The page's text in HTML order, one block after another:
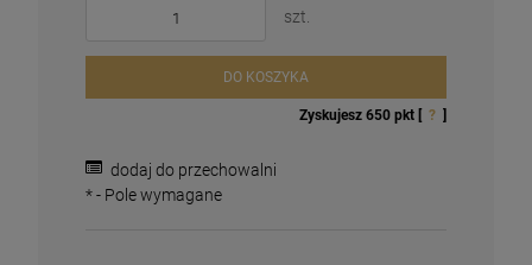
szt.
DO KOSZYKA
Zyskujesz 650 pkt [ ? ]
dodaj do przechowalni
*- Pole wymagane